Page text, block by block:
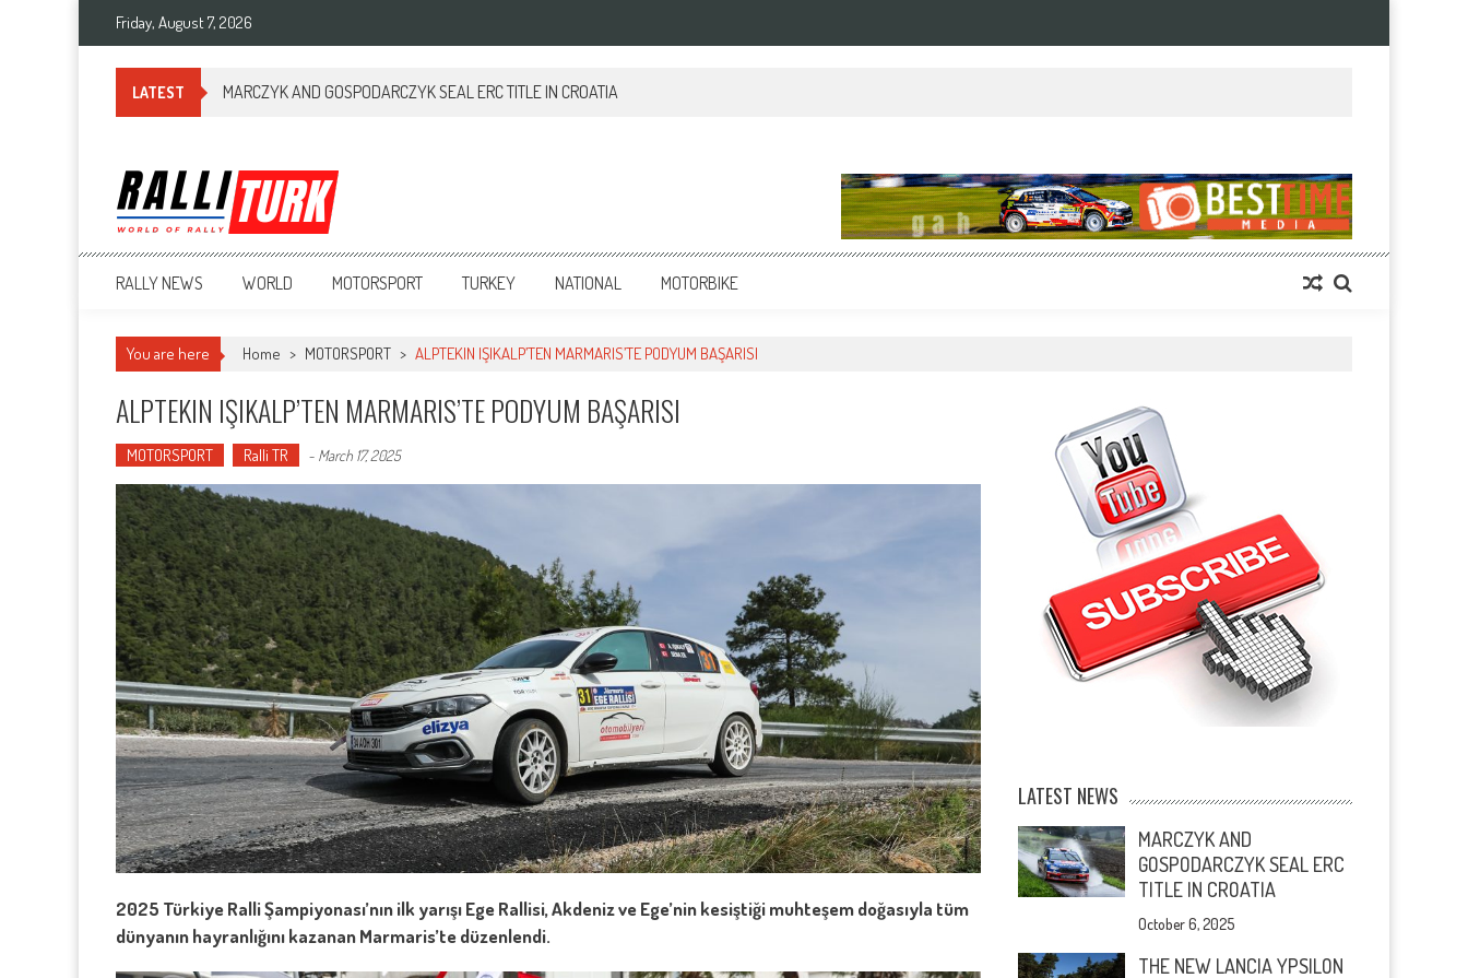
Friday, August 7, 2026
LATEST MARCZYK AND GOSPODARCZYK SEAL ERC TITLE IN CROATIA
RalliTurk
World of Rally
RALLY NEWS WORLD MOTORSPORT TURKEY NATIONAL MOTORBIKE
You are here Home > MOTORSPORT > ALPTEKIN IŞIKALP’TEN MARMARIS’TE PODYUM BAŞARISI
ALPTEKIN IŞIKALP’TEN MARMARIS’TE PODYUM BAŞARISI
MOTORSPORT Ralli TR - March 17, 2025
2025 Türkiye Ralli Şampiyonası’nın ilk yarışı Ege Rallisi, Akdeniz ve Ege’nin kesiştiği muhteşem doğasıyla tüm
dünyanın hayranlığını kazanan Marmaris’te düzenlendi.
LATEST NEWS
MARCZYK AND
GOSPODARCZYK SEAL ERC
TITLE IN CROATIA
October 6, 2025
THE NEW LANCIA YPSILON